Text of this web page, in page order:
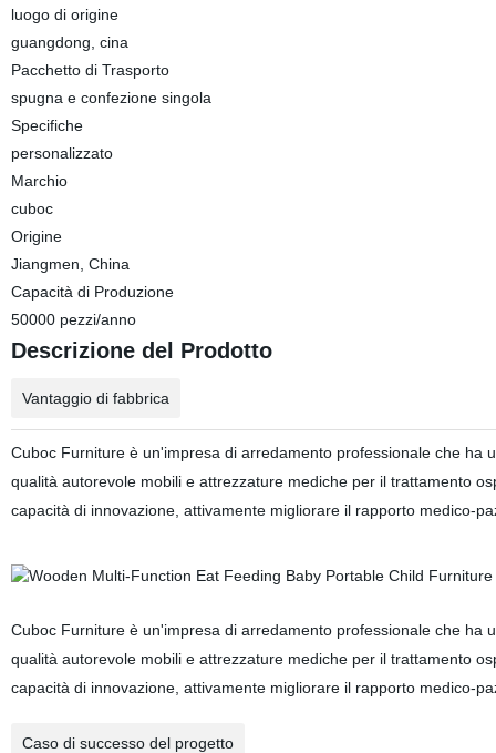
luogo di origine
guangdong, cina
Pacchetto di Trasporto
spugna e confezione singola
Specifiche
personalizzato
Marchio
cuboc
Origine
Jiangmen, China
Capacità di Produzione
50000 pezzi/anno
Descrizione del Prodotto
Vantaggio di fabbrica
Cuboc Furniture è un'impresa di arredamento professionale che ha
qualità autorevole mobili e attrezzature mediche per il trattamento
capacità di innovazione, attivamente migliorare il rapporto medico-
Cuboc Furniture è un'impresa di arredamento professionale che ha
qualità autorevole mobili e attrezzature mediche per il trattamento
capacità di innovazione, attivamente migliorare il rapporto medico-
Caso di successo del progetto